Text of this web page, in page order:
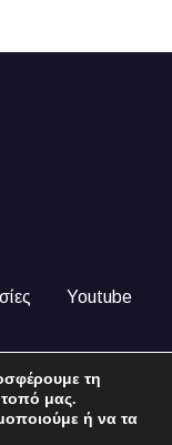
Youtube
ALL
τη
μας.
ή να τα